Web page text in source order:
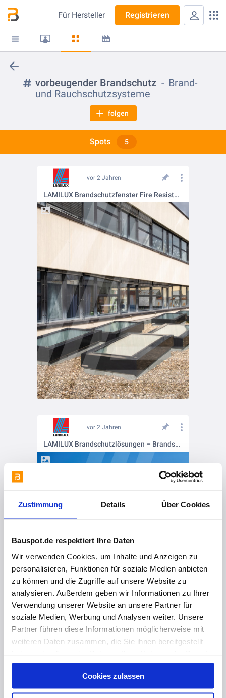
Zustimmung Details Über Cookies
Bauspot.de respektiert Ihre Daten
Wir verwenden Cookies, um Inhalte und Anzeigen zu
personalisieren, Funktionen für soziale Medien anbieten
zu können und die Zugriffe auf unsere Website zu
analysieren. Außerdem geben wir Informationen zu Ihrer
Verwendung unserer Website an unsere Partner für
soziale Medien, Werbung und Analysen weiter. Unsere
Partner führen diese Informationen möglicherweise mit
weiteren Daten zusammen, die Sie ihnen bereitgestellt
gesammelt haben. Hier finden Sie Informationen zum
und unserImpressum.
Cookies zulassen
Für Hersteller Registrieren
vorbeugender Brandschutz
Brand-
und Rauchschutzsysteme
folgen
Spots 5
vor 2 Jahren
LAMILUX Brandschutzfenster Fire Resistance
vor 2 Jahren
LAMILUX Brandschutzlösungen – Brandschutzfenster und RWA Anlagen
vor 2 Jahren
LAMILUX insights - Brandschutz, darauf kommt es an!